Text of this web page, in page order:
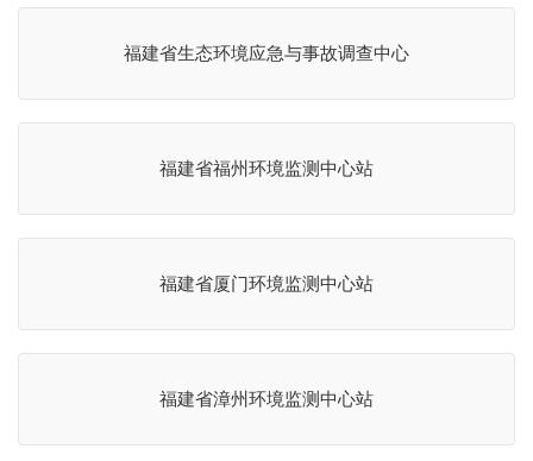
福建省生态环境应急与事故调查中心
福建省福州环境监测中心站
福建省厦门环境监测中心站
福建省漳州环境监测中心站